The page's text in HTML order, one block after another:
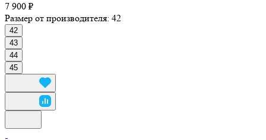
7 900 ₽
Размер от производителя: 42
42
43
44
45